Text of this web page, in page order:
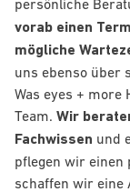
persönliche
vorab einen
mögliche
uns ebenso über
Was eyes +
Team. Wir
Fachwissen und
pflegen wir einen
schaffen wir eine